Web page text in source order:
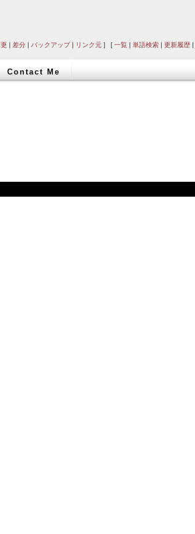
| 差分 | バックアップ| リンク元 ] [ 一覧 | 単語検索 | 更新履歴 |
Contact Me